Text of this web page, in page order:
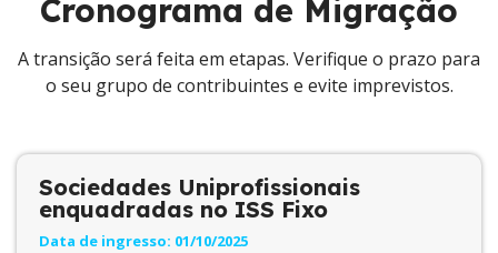
Cronograma de Migração
A transição será feita em etapas. Verifique o prazo para
o seu grupo de contribuintes e evite imprevistos.
Sociedades Uniprofissionais
enquadradas no ISS Fixo
Data de ingresso: 01/10/2025